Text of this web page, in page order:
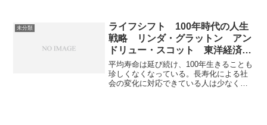
かに循環型の食糧生産システムの構築を
可能にするか書かれている。
未分類
ライフシフト 100年時代の人生
戦略 リンダ・グラットン アン
ドリュー・スコット 東洋経済新
報社 後半 概要
平均寿命は延び続け、100年生きることも
珍しくなくなっている。長寿化による社
会の変化に対応できている人は少なく、